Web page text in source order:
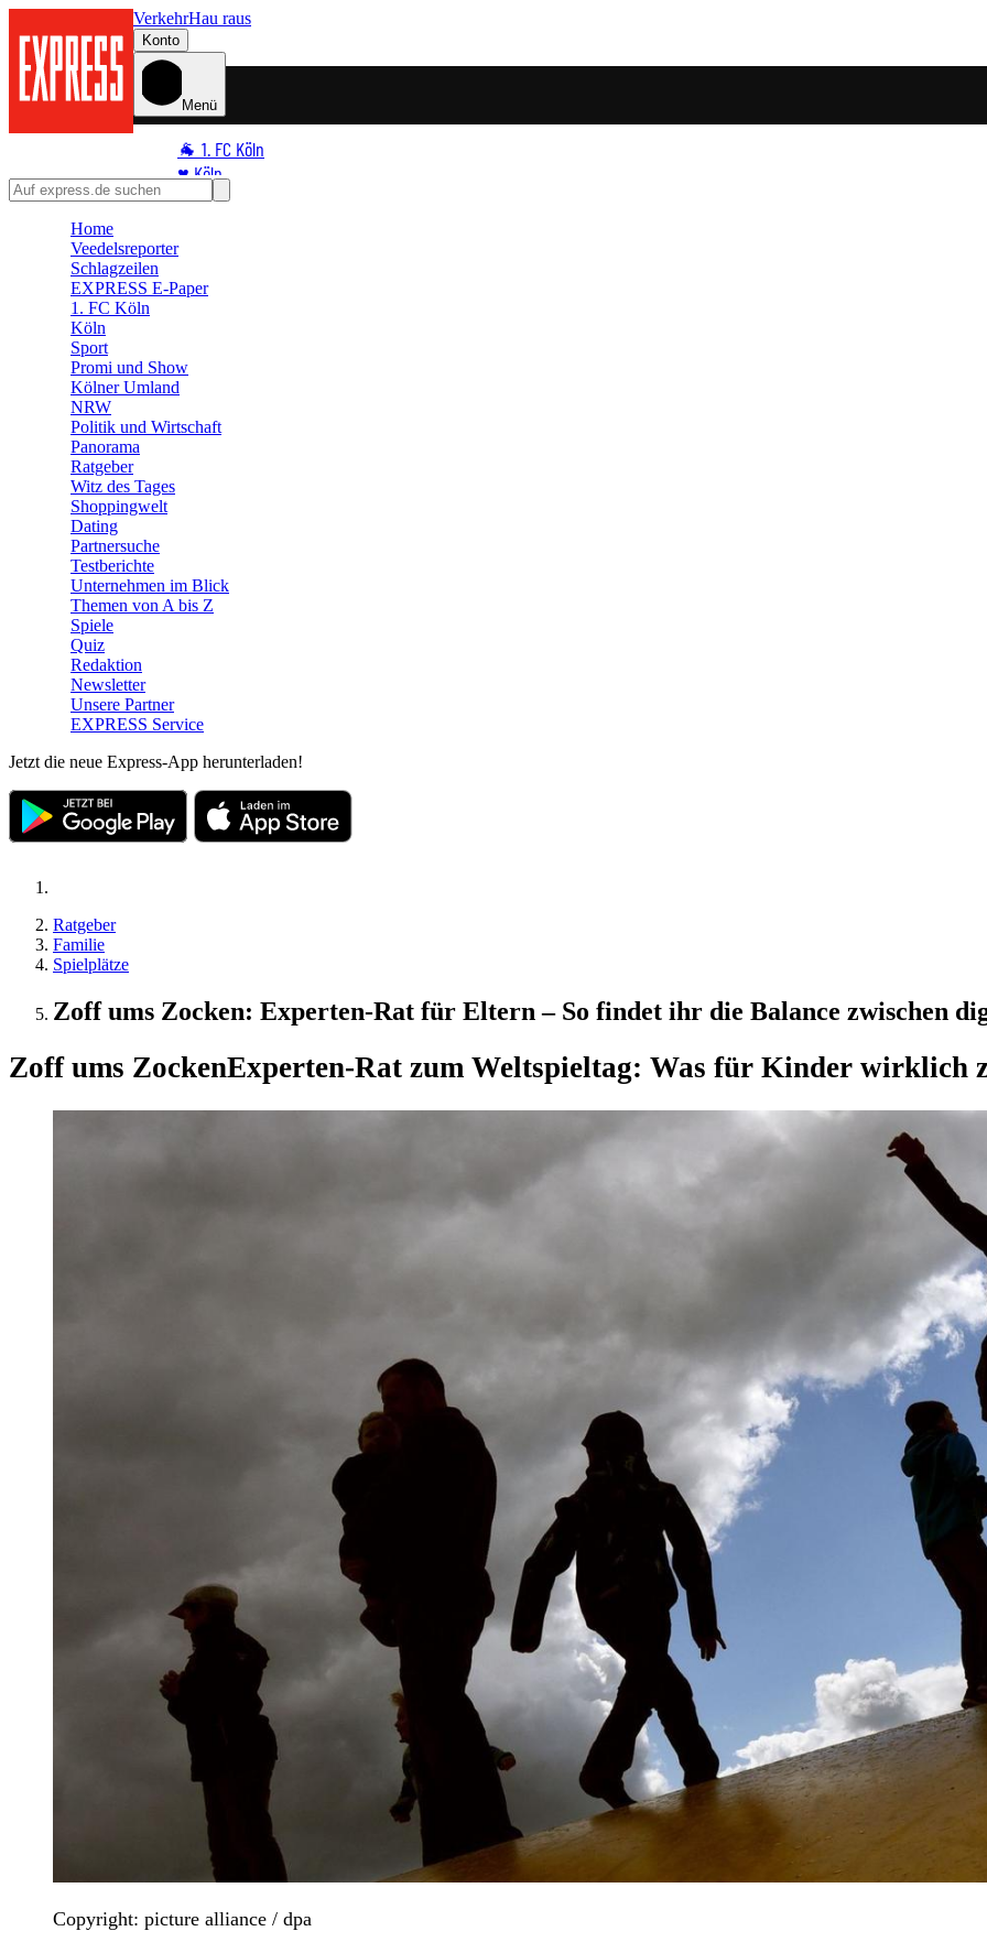
VerkehrHau raus
Konto
Menü
🐐 1. FC Köln
♥️ Köln
⭐ Promi
🛒 Shoppingwelt
🧩 Spiele
Home
Veedelsreporter
Schlagzeilen
EXPRESS E-Paper
1. FC Köln
Köln
Sport
Promi und Show
Kölner Umland
NRW
Politik und Wirtschaft
Panorama
Ratgeber
Witz des Tages
Shoppingwelt
Dating
Partnersuche
Testberichte
Unternehmen im Blick
Themen von A bis Z
Spiele
Quiz
Redaktion
Newsletter
Unsere Partner
EXPRESS Service
Jetzt die neue Express-App herunterladen!
Ratgeber
Familie
Spielplätze
Zoff ums Zocken: Experten-Rat für Eltern – So findet ihr die Balance zwischen
Zoff ums ZockenExperten-Rat zum Weltspieltag: Was für Kinder wirklich
Copyright: picture alliance / dpa